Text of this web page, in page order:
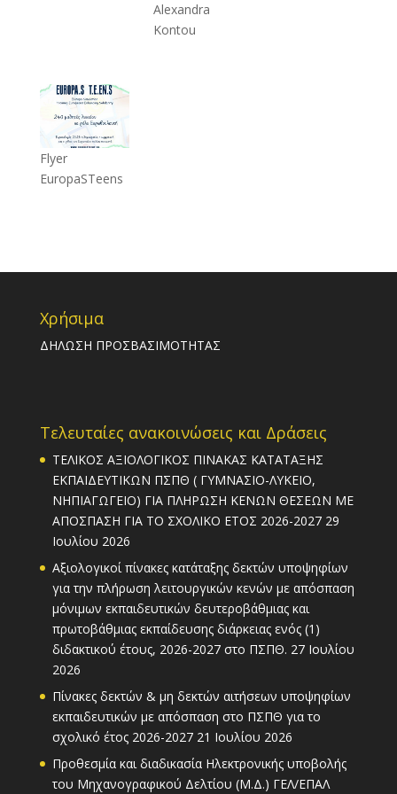
Alexandra
Kontou
Flyer
EuropaSTeens
Χρήσιμα
ΔΗΛΩΣΗ ΠΡΟΣΒΑΣΙΜΟΤΗΤΑΣ
Τελευταίες ανακοινώσεις και Δράσεις
ΤΕΛΙΚΟΣ ΑΞΙΟΛΟΓΙΚΟΣ ΠΙΝΑΚΑΣ ΚΑΤΑΤΑΞΗΣ
ΕΚΠΑΙΔΕΥΤΙΚΩΝ ΠΣΠΘ ( ΓΥΜΝΑΣΙΟ-ΛΥΚΕΙΟ,
ΝΗΠΙΑΓΩΓΕΙΟ) ΓΙΑ ΠΛΗΡΩΣΗ ΚΕΝΩΝ ΘΕΣΕΩΝ ΜΕ
ΑΠΟΣΠΑΣΗ ΓΙΑ ΤΟ ΣΧΟΛΙΚΟ ΕΤΟΣ 2026-2027 29
Ιουλίου 2026
Αξιολογικοί πίνακες κατάταξης δεκτών υποψηφίων
για την πλήρωση λειτουργικών κενών με απόσπαση
μόνιμων εκπαιδευτικών δευτεροβάθμιας και
πρωτοβάθμιας εκπαίδευσης διάρκειας ενός (1)
διδακτικού έτους, 2026-2027 στο ΠΣΠΘ. 27 Ιουλίου
2026
Πίνακες δεκτών & μη δεκτών αιτήσεων υποψηφίων
εκπαιδευτικών με απόσπαση στο ΠΣΠΘ για το
σχολικό έτος 2026-2027 21 Ιουλίου 2026
Προθεσμία και διαδικασία Ηλεκτρονικής υποβολής
του Μηχανογραφικού Δελτίου (Μ.Δ.) ΓΕΛ/ΕΠΑΛ